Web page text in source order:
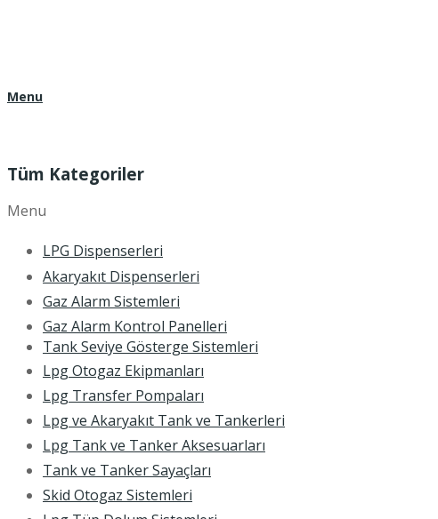
Menu
Tüm Kategoriler
Menu
LPG Dispenserleri
Akaryakıt Dispenserleri
Gaz Alarm Sistemleri
Gaz Alarm Kontrol Panelleri
Tank Seviye Gösterge Sistemleri
Lpg Otogaz Ekipmanları
Lpg Transfer Pompaları
Lpg ve Akaryakıt Tank ve Tankerleri
Lpg Tank ve Tanker Aksesuarları
Tank ve Tanker Sayaçları
Skid Otogaz Sistemleri